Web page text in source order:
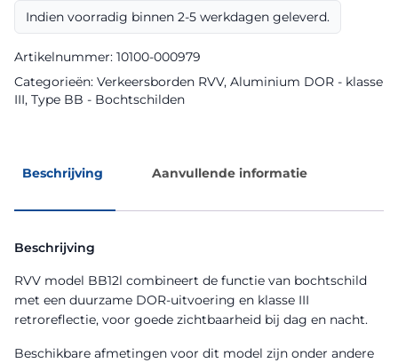
aantal
Indien voorradig binnen 2-5 werkdagen geleverd.
Artikelnummer: 10100-000979
Categorieën: Verkeersborden RVV, Aluminium DOR - klasse
III, Type BB - Bochtschilden
Beschrijving Aanvullende informatie
Beschrijving
RVV model BB12l combineert de functie van bochtschild
met een duurzame DOR-uitvoering en klasse III
retroreflectie, voor goede zichtbaarheid bij dag en nacht.
Beschikbare afmetingen voor dit model zijn onder andere